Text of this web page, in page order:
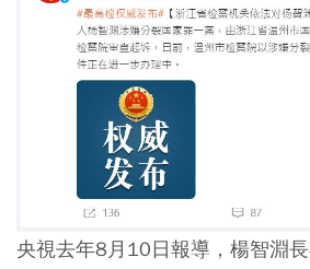
央視去年8月10日報導，楊智淵